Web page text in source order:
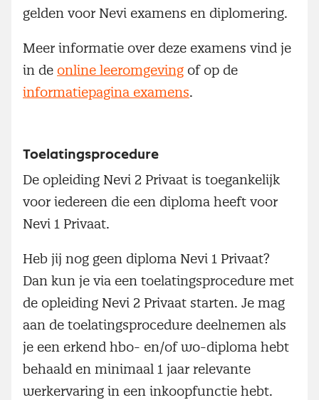
gelden voor Nevi examens en diplomering.
Meer informatie over deze examens vind je
in de online leeromgeving of op de
informatiepagina examens.
Toelatingsprocedure
De opleiding Nevi 2 Privaat is toegankelijk
voor iedereen die een diploma heeft voor
Nevi 1 Privaat.
Heb jij nog geen diploma Nevi 1 Privaat?
Dan kun je via een toelatingsprocedure met
de opleiding Nevi 2 Privaat starten. Je mag
aan de toelatingsprocedure deelnemen als
je een erkend hbo- en/of wo-diploma hebt
behaald en minimaal 1 jaar relevante
werkervaring in een inkoopfunctie hebt.